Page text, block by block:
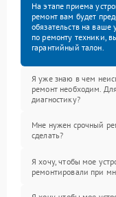
На этапе приема
ремонт вам будет
обязательств на ваше
по ремонту техники,
гарантийный талон.
Я уже знаю в чем
ремонт необходим.
диагностику?
Мне нужен срочный
сделать?
Я хочу, чтобы мое
ремонтировали при